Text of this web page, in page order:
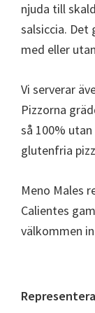
njuda till
salsiccia. Det
med eller
Vi serverar
Pizzorna
så 100%
glutenfria
Meno Males
Calientes
välkommen
Primärt